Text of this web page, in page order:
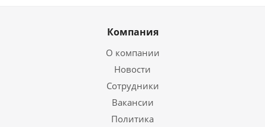
Компания
О компании
Новости
Сотрудники
Вакансии
Политика